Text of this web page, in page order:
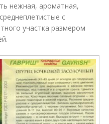
нежная, ароматная,
с
участка размером